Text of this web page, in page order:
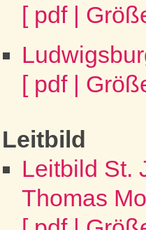
[ pdf |
[ pdf |
Leitbild
Leitbild St.
Thomas